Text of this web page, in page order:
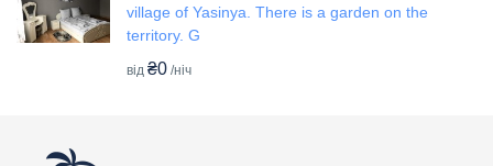
village of Yasinya. There is a garden on the
territory. G
від ₴0 /ніч